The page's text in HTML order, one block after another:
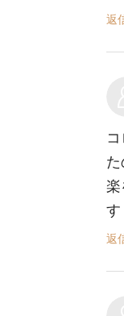
返
楽
す
返